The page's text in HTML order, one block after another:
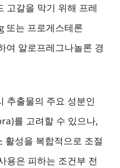
고갈을 막기 위해 프레
또는 프로게스테론
여 알로프레그나놀론 경
추출물의 주요 성분인
를 고려할 수 있으나,
성을 복합적으로 조절
용은 피하는 조건부 전